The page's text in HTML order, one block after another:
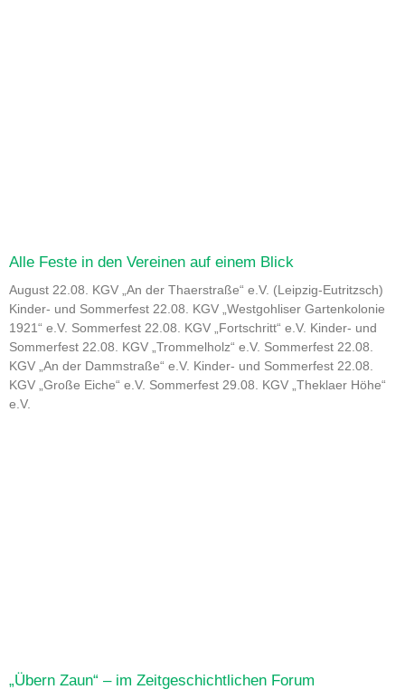
Alle Feste in den Vereinen auf einem Blick
August 22.08. KGV „An der Thaerstraße“ e.V. (Leipzig-Eutritzsch)
Kinder- und Sommerfest 22.08. KGV „Westgohliser Gartenkolonie
1921“ e.V. Sommerfest 22.08. KGV „Fortschritt“ e.V. Kinder- und
Sommerfest 22.08. KGV „Trommelholz“ e.V. Sommerfest 22.08.
KGV „An der Dammstraße“ e.V. Kinder- und Sommerfest 22.08.
KGV „Große Eiche“ e.V. Sommerfest 29.08. KGV „Theklaer Höhe“
e.V.
„Übern Zaun“ – im Zeitgeschichtlichen Forum